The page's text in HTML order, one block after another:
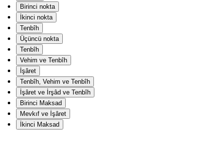
Birinci nokta
İkinci nokta
Tenbîh
Üçüncü nokta
Tenbîh
Vehim ve Tenbîh
İşâret
Tenbîh, Vehim ve Tenbîh
İşâret ve İrşâd ve Tenbîh
Birinci Maksad
Mevkıf ve İşâret
İkinci Maksad